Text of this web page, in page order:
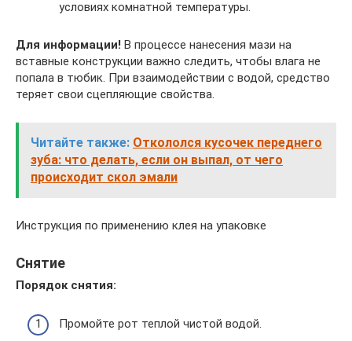
условиях комнатной температуры.
Для информации! В процессе нанесения мази на
вставные конструкции важно следить, чтобы влага не
попала в тюбик. При взаимодействии с водой, средство
теряет свои сцепляющие свойства.
Читайте также: Откололся кусочек переднего
зуба: что делать, если он выпал, от чего
происходит скол эмали
Инструкция по применению клея на упаковке
Снятие
Порядок снятия:
Промойте рот теплой чистой водой.